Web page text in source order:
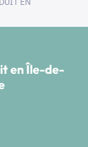
en Île-de-